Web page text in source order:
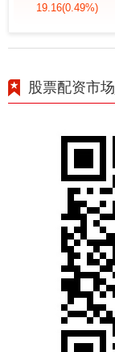
19.16(0.49%)
股票配资市